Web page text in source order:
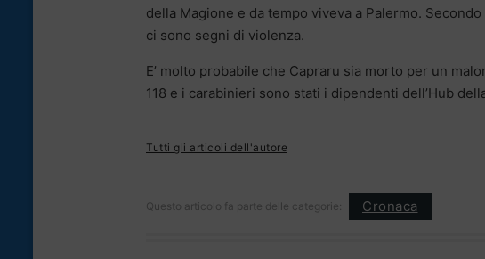
della Magione e da tempo viveva a Palermo.
ci sono segni di violenza.
E’ molto probabile che Capraru sia morto per un
118 e i carabinieri sono stati i dipendenti dell’Hub
Tutti gli articoli dell'autore
Questo articolo fa parte delle categorie: Cronaca